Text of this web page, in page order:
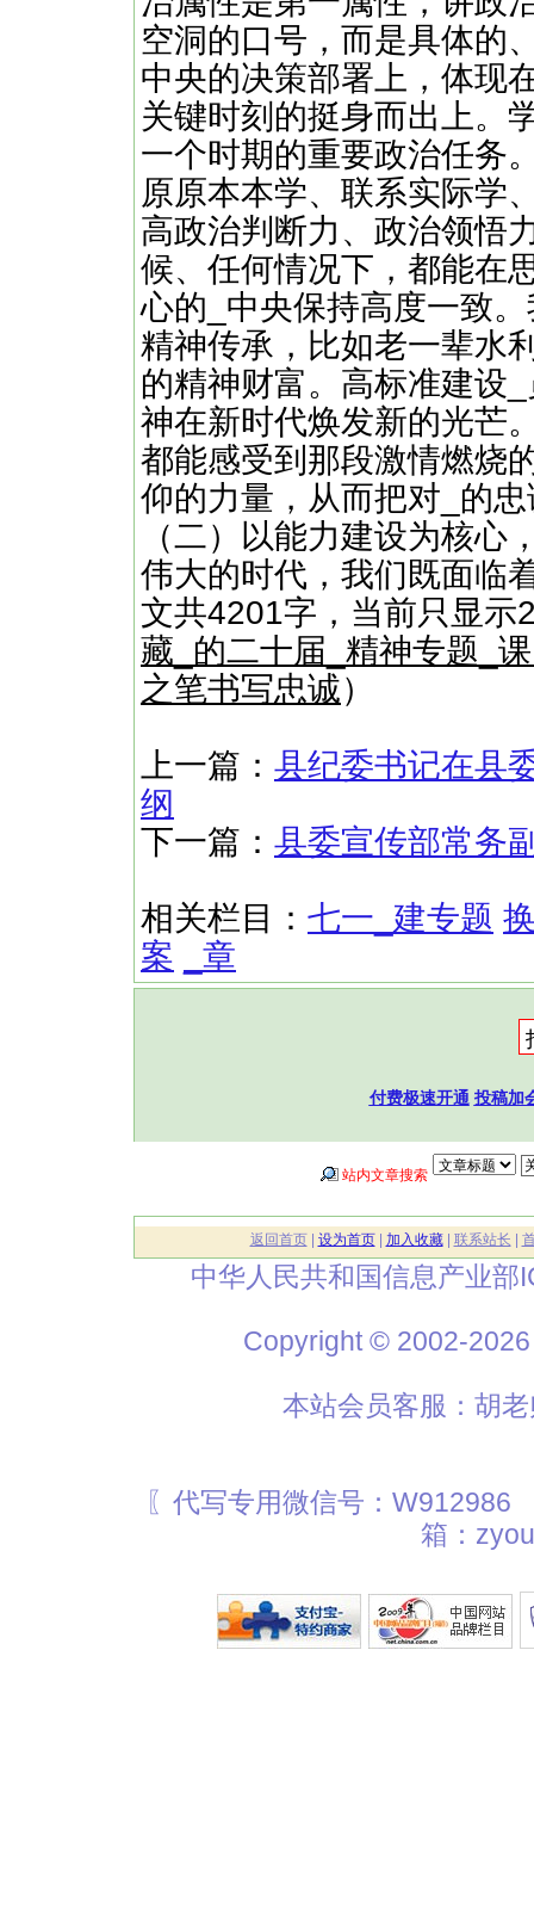
空洞的口号，而是具体的
中央的决策部署上，体现
关键时刻的挺身而出上。
一个时期的重要政治任务
原原本本学、联系实际学
高政治判断力、政治领悟
候、任何情况下，都能在
心的_中央保持高度一致
精神传承，比如老一辈水
的精神财富。高标准建设
神在新时代焕发新的光芒
都能感受到那段激情燃烧
仰的力量，从而把对_的
（二）以能力建设为核心
伟大的时代，我们既面
文共4201字，当前只显示
藏_的二十届_精神专题_
之笔书写忠诚）
上一篇： 县纪委书记在县
纲
下一篇： 县委宣传部常务
相关栏目： 七一_建专题
案
_章
付费极速开通 投稿加
站内文章搜索
返回首页| 设为首页| 加入收藏| 联系站长
中华人民共和国信息产业部
Copyright © 2002-
本站会员客服：胡
〖代写专用微信号：
箱：